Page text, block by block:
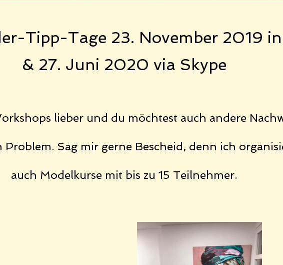
Tipp-Tage 23. November 2019
& 27. Juni 2020 via Skype
lieber und du möchtest auch andere
Problem. Sag mir gerne Bescheid, denn ich
auch Modelkurse mit bis zu 15 Teilnehmer.